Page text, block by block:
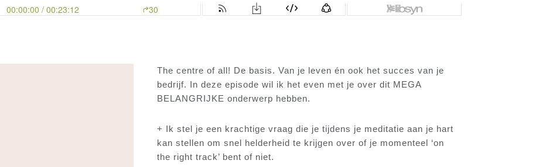
The centre of all! De basis. Van je leven én ook het succes van je
bedrijf. In deze episode wil ik het even met je over dit MEGA
BELANGRIJKE onderwerp hebben.
+ Ik stel je een krachtige vraag die je tijdens je meditatie aan je hart
kan stellen om snel helderheid te krijgen over of je momenteel ‘on
the right track’ bent of niet.